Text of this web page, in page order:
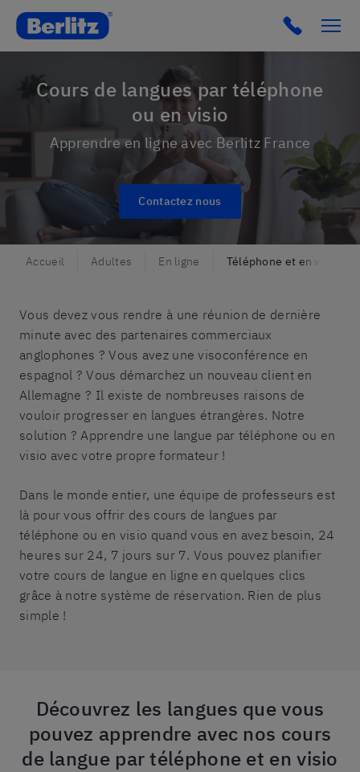
Berlitz France
Cours de langues par téléphone
ou en visio
Apprendre en ligne avec Berlitz France
Contactez nous
Accueil Adultes En ligne Téléphone et en visio
Vous devez vous rendre à une réunion de dernière
minute avec des partenaires commerciaux
anglophones ? Vous avez une visoconférence en
espagnol ? Vous démarchez un nouveau client en
Allemagne ? Il existe de nombreuses raisons de
vouloir progresser en langues étrangères. Notre
solution ? Apprendre une langue par téléphone ou en
visio avec votre propre formateur !
Dans le monde entier, une équipe de professeurs est
là pour vous offrir des cours de langues par
téléphone ou en visio quand vous en avez besoin, 24
heures sur 24, 7 jours sur 7. Vous pouvez planifier
votre cours de langue en ligne en quelques clics
grâce à notre système de réservation. Rien de plus
simple !
Découvrez les langues que vous
pouvez apprendre avec nos cours
de langue par téléphone et en visio